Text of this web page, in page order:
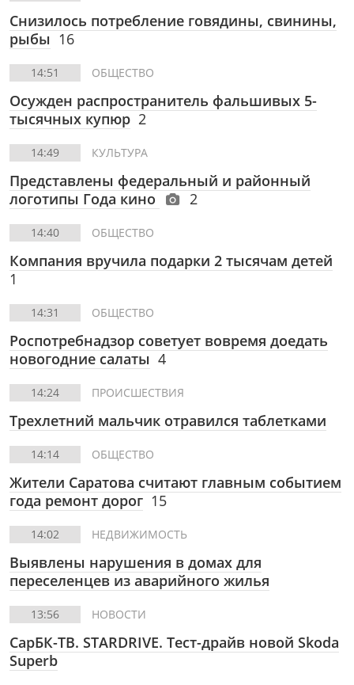
Снизилось потребление говядины, свинины,
рыбы 16
14:51 ОБЩЕСТВО
Осужден распространитель фальшивых 5-
тысячных купюр 2
14:49 КУЛЬТУРА
Представлены федеральный и районный
логотипы Года кино
2
14:40 ОБЩЕСТВО
Компания вручила подарки 2 тысячам детей
1
14:31 ОБЩЕСТВО
Роспотребнадзор советует вовремя доедать
новогодние салаты 4
14:24 ПРОИСШЕСТВИЯ
Трехлетний мальчик отравился таблетками
14:14 ОБЩЕСТВО
Жители Саратова считают главным событием
года ремонт дорог 15
14:02 НЕДВИЖИМОСТЬ
Выявлены нарушения в домах для
переселенцев из аварийного жилья
13:56 НОВОСТИ
СарБК-ТВ. STARDRIVE. Тест-драйв новой Skoda
Superb